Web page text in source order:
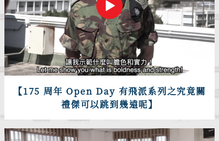
【175 周年 Open Day 有飛派系列之究竟關
禮傑可以跳到幾遠呢】